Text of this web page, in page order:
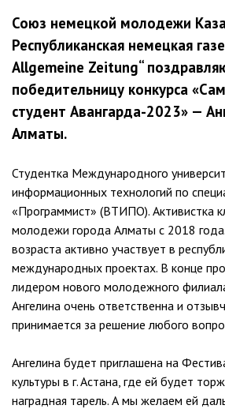
Союз немецкой молодежи
Республиканская немецкая
Allgemeine Zeitung“
победительницу конкурса
студент Авангарда-2023» —
Алматы.
Студентка Международного
информационных технологий по
«Программист» (ВТИПО). Активистка
молодежи города Алматы с 2018
возраста активно участвует в
международных проектах. В конце
лидером нового молодежного
Ангелина очень ответственна и
принимается за решение любого
Ангелина будет приглашена на
культуры в г. Астана, где ей будет
наградная тарель. А мы желаем ей